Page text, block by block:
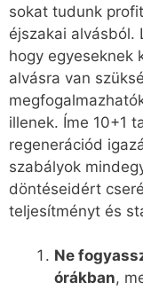
sokat tudunk
éjszakai alvásból.
hogy egyeseknek
alvásra van
illenek. Íme 10+1
regenerációd
szabályok
döntéseidért
teljesítményt és
Ne
órákban,